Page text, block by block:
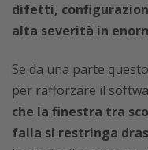
difetti,
alta severità in
Se da una parte
per rafforzare il
che la finestra tra
falla si restringa